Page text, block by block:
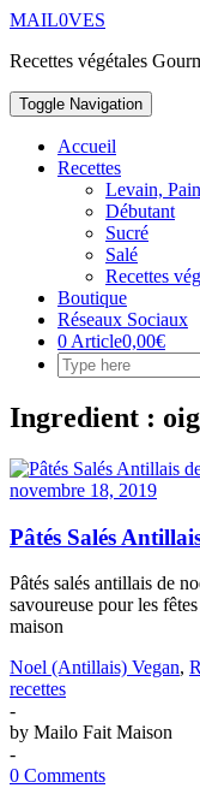
Skip
content
MAIL0VES
Recettes végétales
Toggle Navigation
Accueil
Recettes
Levain,
Débutant
Sucré
Salé
Recettes
Boutique
Réseaux Sociaux
0 Article0,00€
Ingredient :
novembre 18, 2019
Pâtés Salés
Pâtés salés antillais de
savoureuse pour les
maison
Noel (Antillais) Vegan,
recettes
-
by Mailo Fait Maison
-
0 Comments